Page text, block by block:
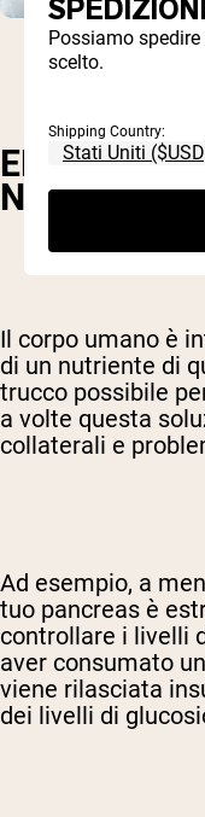
EFFETTI A
NON COSÌ
Il corpo umano è
di un nutriente di
trucco possibile
a volte questa
collaterali e
Ad esempio, a
tuo pancreas è
controllare i livelli
aver consumato
viene rilasciata
dei livelli di
Possiamo
scelto.
Shipping Country: